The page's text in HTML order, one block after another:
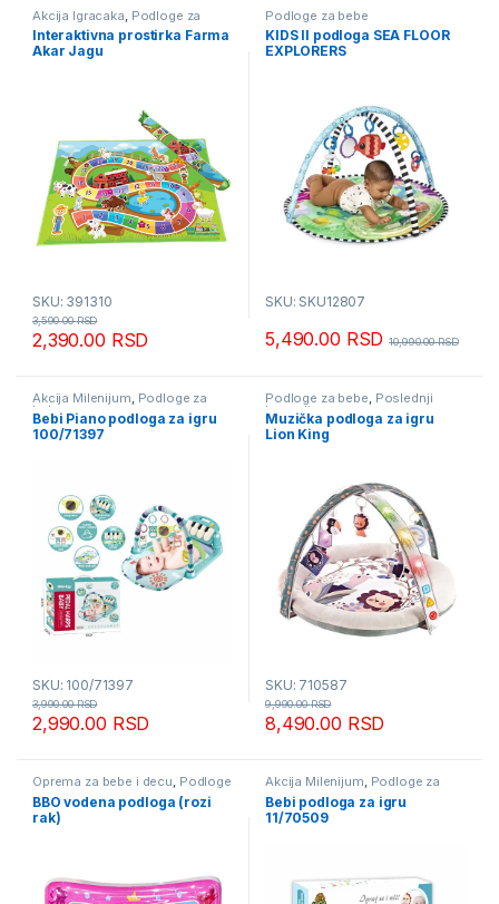
Akcija Igracaka Podloge za
bebe
Interaktivna prostirka Farma
Akar Jagu
SKU: 391310
2,390.00 RSD
3,590.00RSD
Podloge za bebe
KIDS II podloga SEA FLOOR
EXPLORERS
SKU: SKU12807
5,490.00 RSD 10,990.00RSD
Akcija Milenijum, Podloge za
bebe
Bebi Piano podloga za igru
100/71397
SKU: 100/71397
2,990.00 RSD
3,990.00RSD
Podloge za bebe, Poslednji
komadi
Muzička podloga za igru
Lion King
SKU: 710587
8,490.00 RSD
9,990.00RSD
Oprema za bebe i decu, Podloge
za bebe
BBO vodena podloga (rozi
rak)
Akcija Milenijum, Podloge za
bebe
Bebi podloga za igru
11/70509